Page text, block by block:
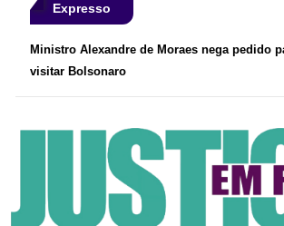
Expresso
Ministro Alexandre de Moraes nega pedido
visitar Bolsonaro